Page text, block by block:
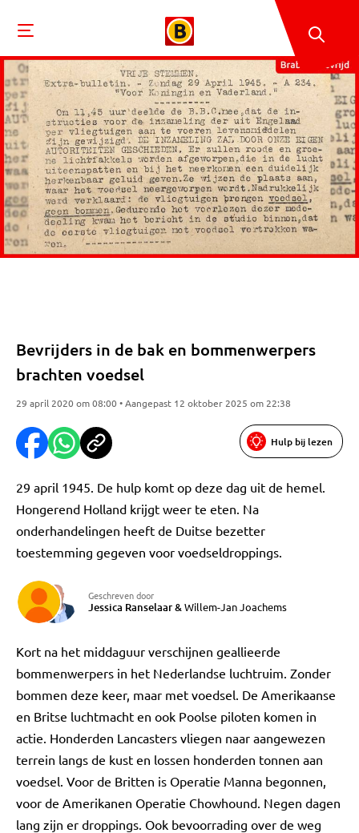
Bevrijders in de bak en bommenwerpers
brachten voedsel
29 april 2020 om 08:00 • Aangepast 12 oktober 2025 om 22:38
Hulp bij lezen
29 april 1945. De hulp komt op deze dag uit de hemel.
Hongerend Holland krijgt weer te eten. Na
onderhandelingen heeft de Duitse bezetter
toestemming gegeven voor voedseldroppings.
Geschreven door
Jessica Ranselaar&Willem-Jan Joachems
Kort na het middaguur verschijnen geallieerde
bommenwerpers in het Nederlandse luchtruim. Zonder
bommen deze keer, maar met voedsel. De Amerikaanse
en Britse luchtmacht en ook Poolse piloten komen in
actie. Honderden Lancasters vliegen naar aangewezen
terrein langs de kust en lossen honderden tonnen aan
voedsel. Voor de Britten is Operatie Manna begonnen,
voor de Amerikanen Operatie Chowhound. Negen dagen
lang zijn er droppings. Ook bevoorrading over de weg